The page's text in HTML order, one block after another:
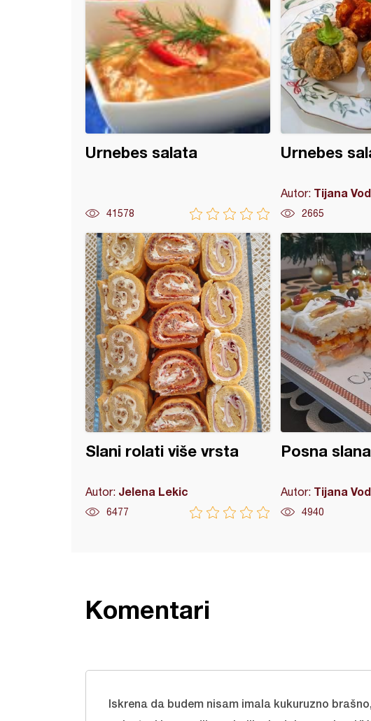
Urnebes salata
41578
Urnebes
Autor: Tijana
2665
Slani rolati više vrsta
Autor: Jelena Lekic
6477
Posna
Autor: Tijana
4940
svinjski vrat u sosu sa kajmakom
Komentari
Iskrena da budem nisam imala kukuruzno